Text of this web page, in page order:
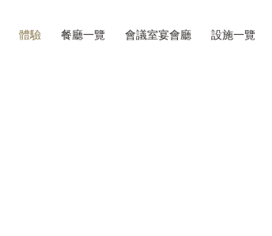
體驗 餐廳一覽 會議室宴會廳 設施一覽